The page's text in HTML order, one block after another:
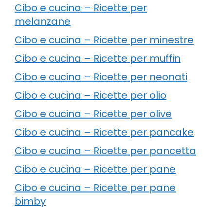
Cibo e cucina – Ricette per
melanzane
Cibo e cucina – Ricette per minestre
Cibo e cucina – Ricette per muffin
Cibo e cucina – Ricette per neonati
Cibo e cucina – Ricette per olio
Cibo e cucina – Ricette per olive
Cibo e cucina – Ricette per pancake
Cibo e cucina – Ricette per pancetta
Cibo e cucina – Ricette per pane
Cibo e cucina – Ricette per pane
bimby